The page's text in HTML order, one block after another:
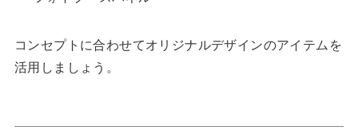
コンセプトに合わせてオリジナルデザインのアイテムを
活用しましょう。